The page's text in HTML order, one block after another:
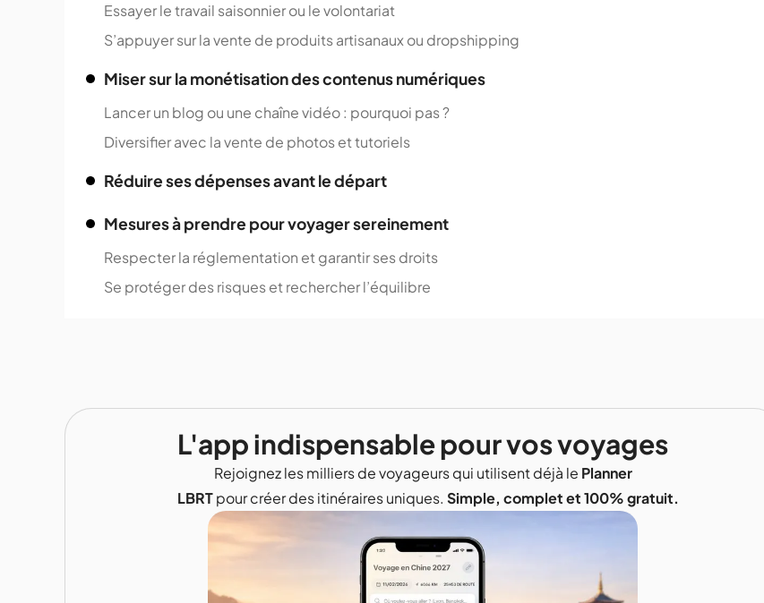
Essayer le travail saisonnier ou le volontariat
S’appuyer sur la vente de produits artisanaux ou dropshipping
Miser sur la monétisation des contenus numériques
Lancer un blog ou une chaîne vidéo : pourquoi pas ?
Diversifier avec la vente de photos et tutoriels
Réduire ses dépenses avant le départ
Mesures à prendre pour voyager sereinement
Respecter la réglementation et garantir ses droits
Se protéger des risques et rechercher l’équilibre
L'app indispensable pour vos voyages
Rejoignez les milliers de voyageurs qui utilisent déjà le Planner
LBRTpour créer des itinéraires uniques. Simple, complet et 100% gratuit.